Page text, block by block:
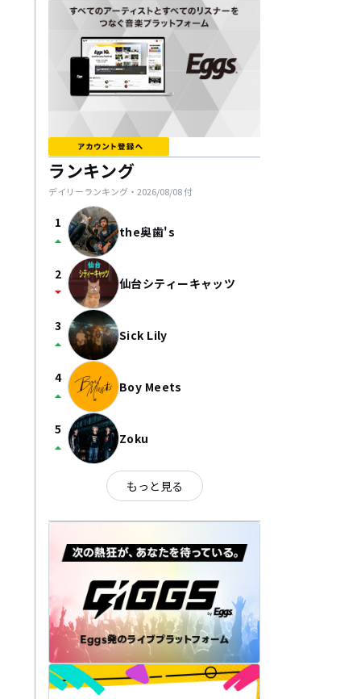
ランキング
デイリーランキング・ 2026/08/08付
1
arrow_drop_up the奥歯's
2
arrow_drop_down 仙台シティーキャッツ
3
arrow_drop_up Sick Lily
4
arrow_drop_up Boy Meets
5
arrow_drop_up Zoku
もっと見る